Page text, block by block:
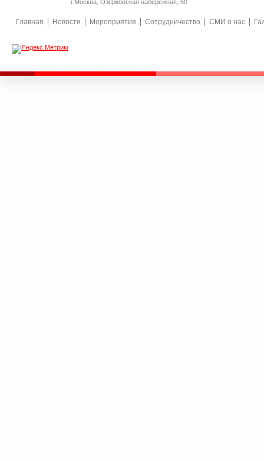
г.Москва, Озерковская набережная, 50
Главная Новости Мероприятия Сотрудничество СМИ о нас